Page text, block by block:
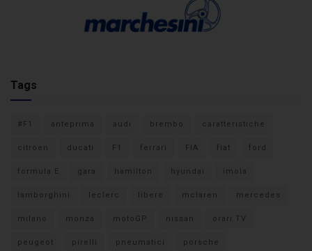
Tags
#F1 anteprima audi brembo caratteristiche
citroen ducati F1 ferrari FIA fiat ford
formula E gara hamilton hyundai imola
lamborghini leclerc libere mclaren mercedes
milano monza motoGP nissan orari TV
peugeot pirelli pneumatici porsche